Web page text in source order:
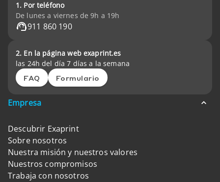
1. Por teléfono
De lunes a viernes de 9h a 19h
911 860 190
2. En la página web exaprint.es
las 24h del día 7 días a la semana
FAQ Formulario
Empresa
Descubrir Exaprint
Sobre nosotros
Nuestra misión y nuestros valores
Nuestros compromisos
Trabaja con nosotros